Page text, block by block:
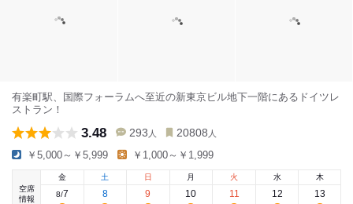
有楽町駅、国際フォーラムへ至近の新東京ビル地下一階にあるドイツレ
ストラン！
3.48 293 人 20808 人
￥5,000～￥5,999 ￥1,000～￥1,999
空席
情報
金
8/7
土
8
日
9
月
10
火
11
水
12
木
13